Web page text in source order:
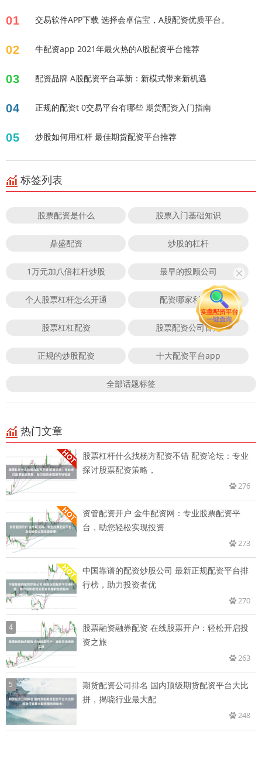
01 交易软件APP下载 选择会卓信宝，A股配资优质平台。
02 牛配资app 2021年最火热的A股配资平台推荐
03 配资品牌 A股配资平台革新：新模式带来新机遇
04 正规的配资t 0交易平台有哪些 期货配资入门指南
05 炒股如何用杠杆 最佳期货配资平台推荐
标签列表
股票配资是什么 股票入门基础知识
鼎盛配资 炒股的杠杆
1万元加八倍杠杆炒股 最早的投顾公司
个人股票杠杆怎么开通 配资哪家利息低
股票杠杠配资 股票配资公司官方
正规的炒股配资 十大配资平台app
全部话题标签
热门文章
股票杠杆什么找杨方配资不错 配资论坛：专业
探讨股票配资策略，
276
资管配资开户 金牛配资网：专业股票配资平
台，助您轻松实现投资
273
中国靠谱的配资炒股公司 最新正规配资平台排
行榜，助力投资者优
270
4
股票融资融券配资 在线股票开户：轻松开启投
资之旅
263
5
期货配资公司排名 国内顶级期货配资平台大比
拼，揭晓行业最大配
248